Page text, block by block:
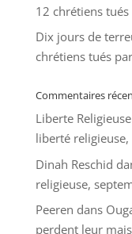
12 chrétiens
Dix jours de
chrétiens tués
Commentaires
Liberte Religieuse
liberté
Dinah Reschid
religieuse,
Peeren dans
perdent leur